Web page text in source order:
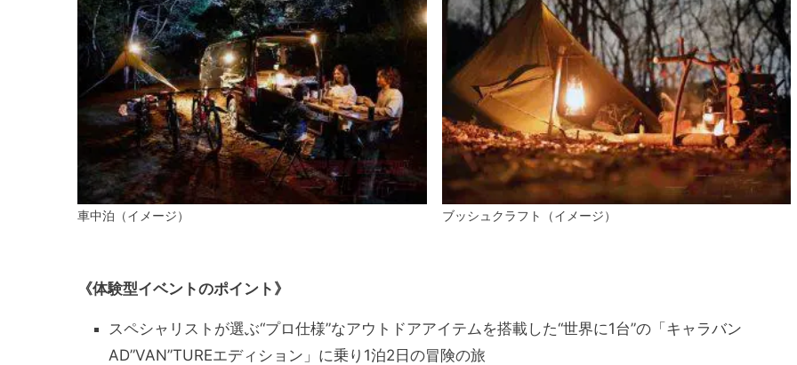
車中泊（イメージ） ブッシュクラフト（イメージ）
《体験型イベントのポイント》
スペシャリストが選ぶ“プロ仕様”なアウトドアアイテムを搭載した“世界に1台”の「キャラバン
AD”VAN”TUREエディション」に乗り1泊2日の冒険の旅